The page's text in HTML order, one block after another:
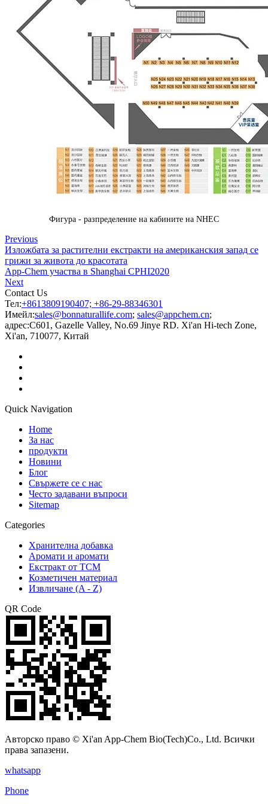
Фигура - разпределение на кабините на NHEC
Previous
Изложбата за растителни екстракти на американския запад се
грижи за живота до красотата
App-Chem участва в Shanghai CPHI2020
Next
Contact Us
Тел:+8613809190407; +86-29-88346301
Имейл:sales@bonnaturallife.com; sales@appchem.cn;
адрес:C601, Gazelle Valley, No.69 Jinye RD. Xi'an Hi-tech Zone,
Xi'an, 710077, Китай
Quick Navigation
Home
За нас
продукти
Новини
Блог
Свържете се с нас
Често задавани въпроси
Sitemap
Categories
Хранителна добавка
Аромати и аромати
Екстракт от TCM
Козметичен материал
Извличане (A - Z)
QR Code
Авторско право © Xi'an App-Chem Bio(Tech)Co., Ltd. Всички
права запазени.
whatsapp
Phone